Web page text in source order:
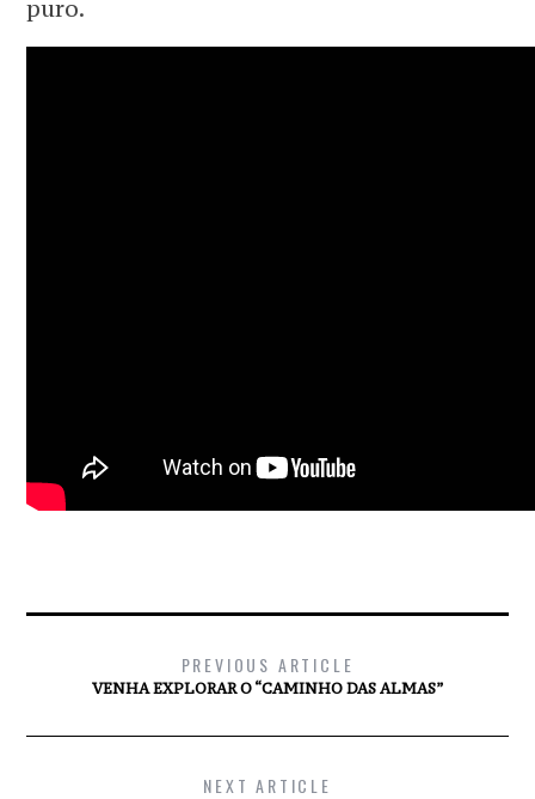
puro.
PREVIOUS ARTICLE
VENHA EXPLORAR O “CAMINHO DAS ALMAS”
NEXT ARTICLE